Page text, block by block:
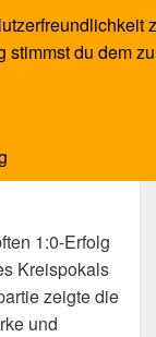
Leistung
1:0-Erfolg
Kreispokals
zeigte die
und
stimmst du dem